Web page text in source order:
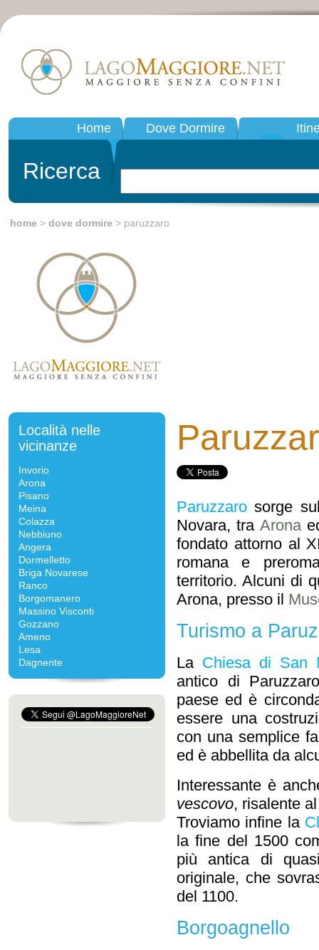
Home Dove Dormire
Ricerca
home > dove dormire > paruzzaro
Località nelle
vicinanze
Invorio
Arona
Pisano
Meina
Colazza
Nebbiuno
Angera
Dormelletto
Briga Novarese
Ranco
Borgomanero
Massino Visconti
Gozzano
Ameno
Lesa
Dagnente
Paruzzaro sorge
Novara, tra Arona
fondato attorno al
romana e
territorio. Alcuni di
Arona, presso il
Turismo a
La Chiesa di San
antico di
paese ed è
essere una
con una semplice
ed è abbellita da
Interessante è
vescovo, risalente
Troviamo infine la
la fine del 1500
più antica di
originale, che
del 1100.
Borgoagnello